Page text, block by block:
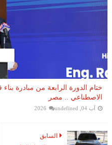
ختام الدورة الرابعة من مبادرة
الاصطناعي .. مصر
آب 04, 2026 undefined
السابق